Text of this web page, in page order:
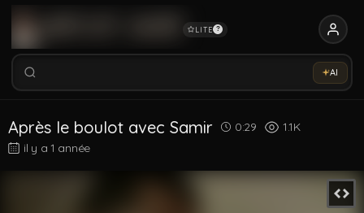
LITE ?
Rechercher vidéos, modèles, tags...
AI
Après le boulot avec Samir 0:29
1.1K
il y a 1 année